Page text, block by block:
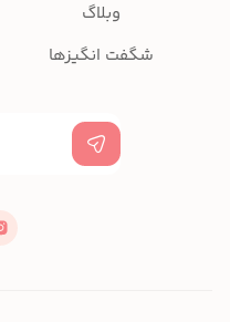
وبلاگ
شگفت انگیزها